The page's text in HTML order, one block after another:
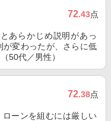
72.43点
あらかじめ説明があっ
が変わったが、さらに低
50代／男性）
72.38点
ーンを組むには厳しい